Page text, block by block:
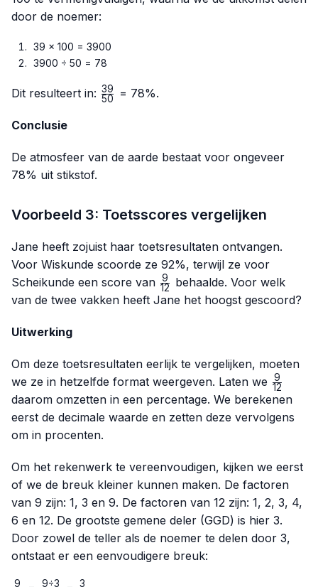
door de noemer:
39 × 100 = 3900
3900 ÷ 50 = 78
Dit resulteert in: \frac{39}
50
39 = 78%.
Conclusie
De atmosfeer van de aarde bestaat voor ongeveer
78% uit stikstof.
Voorbeeld 3: Toetsscores vergelijken
Jane heeft zojuist haar toetsresultaten ontvangen.
Voor Wiskunde scoorde ze 92%, terwijl ze voor
Scheikunde een score van \frac{9}
{12}
12
9
behaalde. Voor welk
van de twee vakken heeft Jane het hoogst gescoord?
Uitwerking
Om deze toetsresultaten eerlijk te vergelijken, moeten
we ze in hetzelfde format weergeven. Laten we
{12}
12
9
daarom omzetten in een percentage. We berekenen
eerst de decimale waarde en zetten deze vervolgens
om in procenten.
Om het rekenwerk te vereenvoudigen, kijken we eerst
of we de breuk kleiner kunnen maken. De factoren
van 9 zijn: 1, 3 en 9. De factoren van 12 zijn: 1, 2, 3, 4,
6 en 12. De grootste gemene deler (GGD) is hier 3.
Door zowel de teller als de noemer te delen door 3,
ontstaat er een eenvoudigere breuk:
9 9÷3 3